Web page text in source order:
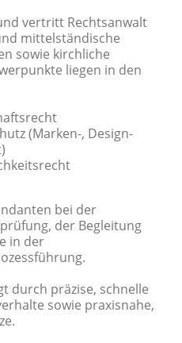
vertritt Rechtsanwalt
mittelständische
sowie kirchliche
liegen in den
(Marken-, Design-
bei der
der Begleitung
in der
durch präzise, schnelle
sowie praxisnahe,